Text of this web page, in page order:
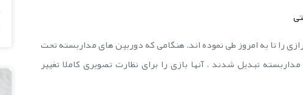
را تا به امروز طی نموده اند. هنگامی که دوربین های مداربسته تحت
دوربین های مداربسته تبدیل شدند ، آنها بازی را برای نظارت تصویری کاملا تغییر